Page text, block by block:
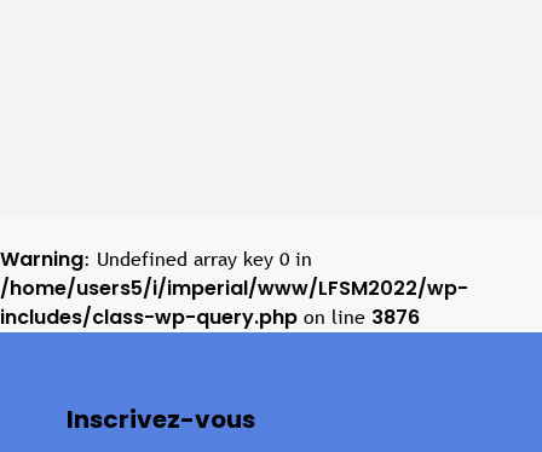
Warning: Undefined array key 0 in
/home/users5/i/imperial/www/LFSM2022/wp-
includes/class-wp-query.php on line 3876
Inscrivez-vous